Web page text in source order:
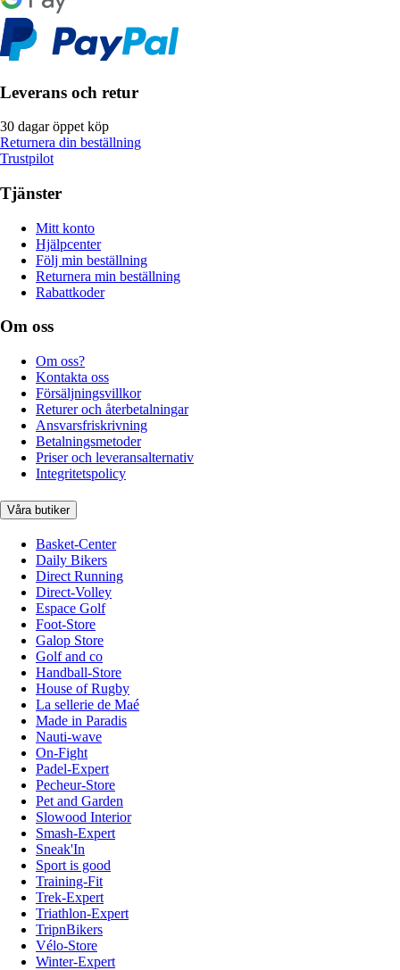
Leverans och retur
30 dagar öppet köp
Returnera din beställning
Trustpilot
Tjänster
Mitt konto
Hjälpcenter
Följ min beställning
Returnera min beställning
Rabattkoder
Om oss
Om oss?
Kontakta oss
Försäljningsvillkor
Returer och återbetalningar
Ansvarsfriskrivning
Betalningsmetoder
Priser och leveransalternativ
Integritetspolicy
Våra butiker
Basket-Center
Daily Bikers
Direct Running
Direct-Volley
Espace Golf
Foot-Store
Galop Store
Golf and co
Handball-Store
House of Rugby
La sellerie de Maé
Made in Paradis
Nauti-wave
On-Fight
Padel-Expert
Pecheur-Store
Pet and Garden
Slowood Interior
Smash-Expert
Sneak'In
Sport is good
Training-Fit
Trek-Expert
Triathlon-Expert
TripnBikers
Vélo-Store
Winter-Expert